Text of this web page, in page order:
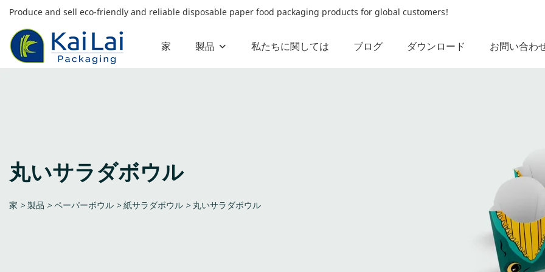
Produce and sell eco-friendly and reliable disposable paper food packaging products for global customers!
家 製品 私たちに関しては ブログ ダウンロード お問い合わ
丸いサラダボウル
家 > 製品 > ペーパーボウル > 紙サラダボウル > 丸いサラダボウル